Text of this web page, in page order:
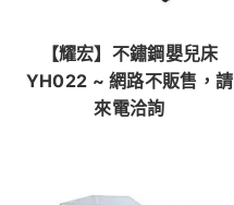
【耀宏】不鏽鋼嬰兒床
YH022 ~ 網路不販售，請
來電洽詢